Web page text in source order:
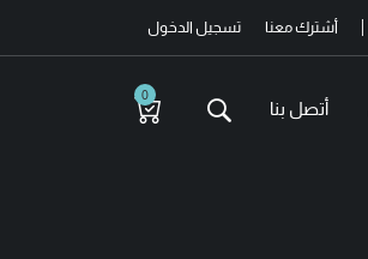
أشترك معنا تسجيل الدخول
أتصل بنا
0